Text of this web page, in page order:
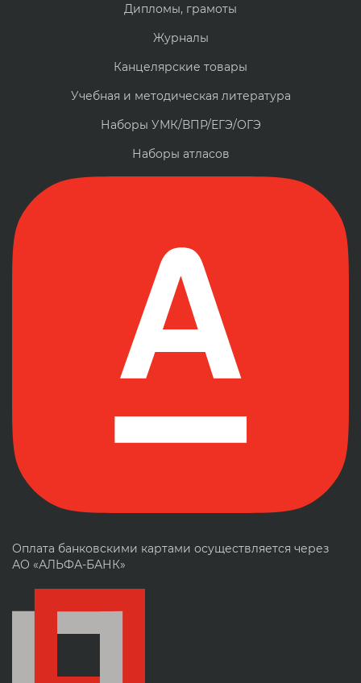
Дипломы, грамоты
Журналы
Канцелярские товары
Учебная и методическая литература
Наборы УМК/ВПР/ЕГЭ/ОГЭ
Наборы атласов
Оплата банковскими картами осуществляется через
АО «АЛЬФА-БАНК»